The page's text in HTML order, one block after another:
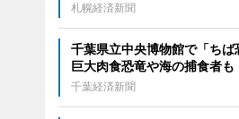
札幌経済新聞
千葉県立中央博物館で「ち
巨大肉食恐竜や海の捕食者も
千葉経済新聞